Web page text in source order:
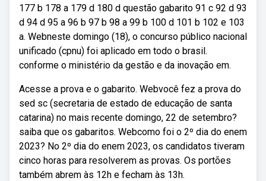
177 b 178 a 179 d 180 d questão gabarito 91 c 92 d 93
d 94 d 95 a 96 b 97 b 98 a 99 b 100 d 101 b 102 e 103
a. Webneste domingo (18), o concurso público nacional
unificado (cpnu) foi aplicado em todo o brasil.
conforme o ministério da gestão e da inovação em.
Acesse a prova e o gabarito. Webvocê fez a prova do
sed sc (secretaria de estado de educação de santa
catarina) no mais recente domingo, 22 de setembro?
saiba que os gabaritos. Webcomo foi o 2º dia do enem
2023? No 2º dia do enem 2023, os candidatos tiveram
cinco horas para resolverem as provas. Os portões
também abrem às 12h e fecham às 13h.